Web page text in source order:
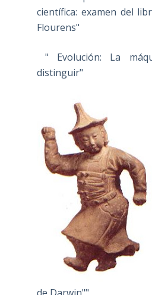
científica: examen del
Flourens"
" Evolución: La
distinguir"